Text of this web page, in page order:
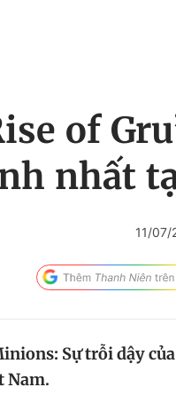
of
nhất
11/07/
Sự trỗi dậy
Nam.